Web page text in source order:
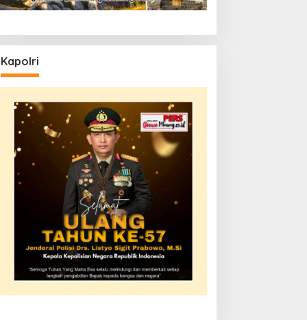
Kapolri